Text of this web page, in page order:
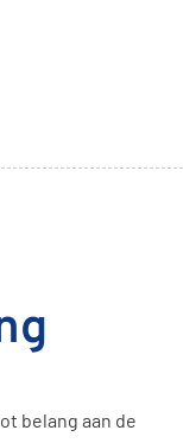
belang aan de